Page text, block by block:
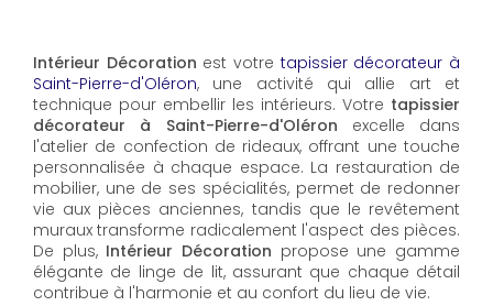
Intérieur Décoration est votre tapissier décorateur à
Saint-Pierre-d'Oléron, une activité qui allie art et
technique pour embellir les intérieurs. Votre tapissier
décorateur à Saint-Pierre-d'Oléron excelle dans
l'atelier de confection de rideaux, offrant une touche
personnalisée à chaque espace. La restauration de
mobilier, une de ses spécialités, permet de redonner
vie aux pièces anciennes, tandis que le revêtement
muraux transforme radicalement l'aspect des pièces.
De plus, Intérieur Décoration propose une gamme
élégante de linge de lit, assurant que chaque détail
contribue à l'harmonie et au confort du lieu de vie.